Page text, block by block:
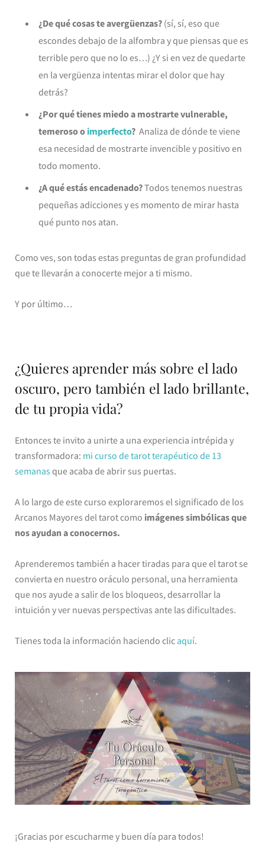
¿De qué cosas te avergüenzas? (sí, sí, eso que
escondes debajo de la alfombra y que piensas que es
terrible pero que no lo es…) ¿Y si en vez de quedarte
en la vergüenza intentas mirar el dolor que hay
detrás?
¿Por qué tienes miedo a mostrarte vulnerable,
temeroso o imperfecto? Analiza de dónde te viene
esa necesidad de mostrarte invencible y positivo en
todo momento.
¿A qué estás encadenado?Todos tenemos nuestras
pequeñas adicciones y es momento de mirar hasta
qué punto nos atan.
Como ves, son todas estas preguntas de gran profundidad
que te llevarán a conocerte mejor a ti mismo.
Y por último…
¿Quieres aprender más sobre el lado
oscuro, pero también el lado brillante,
de tu propia vida?
Entonces te invito a unirte a una experiencia intrépida y
transformadora: mi curso de tarot terapéutico de 13
semanas que acaba de abrir sus puertas.
A lo largo de este curso exploraremos el significado de los
Arcanos Mayores del tarot como imágenes simbólicas que
nos ayudan a conocernos.
Aprenderemos también a hacer tiradas para que el tarot se
convierta en nuestro oráculo personal, una herramienta
que nos ayude a salir de los bloqueos, desarrollar la
intuición y ver nuevas perspectivas ante las dificultades.
Tienes toda la información haciendo clic aquí.
¡Gracias por escucharme y buen día para todos!